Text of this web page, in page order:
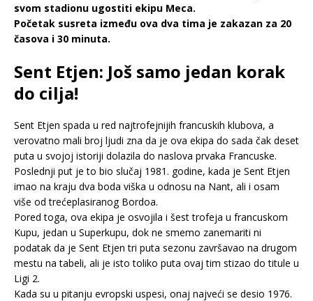
svom stadionu ugostiti ekipu Meca.
Početak susreta između ova dva tima je zakazan za 20
časova i 30 minuta.
Sent Etjen: Još samo jedan korak
do cilja!
Sent Etjen spada u red najtrofejnijih francuskih klubova, a
verovatno mali broj ljudi zna da je ova ekipa do sada čak deset
puta u svojoj istoriji dolazila do naslova prvaka Francuske.
Poslednji put je to bio slučaj 1981. godine, kada je Sent Etjen
imao na kraju dva boda viška u odnosu na Nant, ali i osam
više od trećeplasiranog Bordoa.
Pored toga, ova ekipa je osvojila i šest trofeja u francuskom
Kupu, jedan u Superkupu, dok ne smemo zanemariti ni
podatak da je Sent Etjen tri puta sezonu završavao na drugom
mestu na tabeli, ali je isto toliko puta ovaj tim stizao do titule u
Ligi 2.
Kada su u pitanju evropski uspesi, onaj najveći se desio 1976.